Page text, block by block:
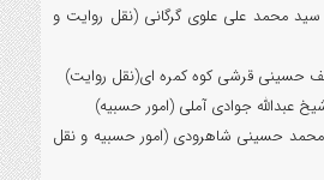
سید محمد علی علوی گرگانی (نقل روایت و
محمد حسینی شاهرودی (امور حسبیه و نقل